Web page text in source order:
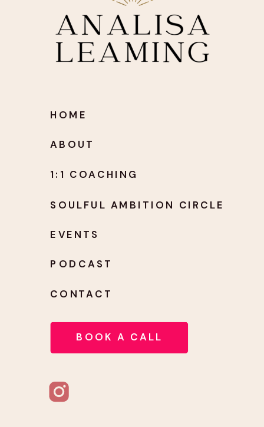
1:1 COACHING
ABOUT
PODCAST
EVENTS
HOME
SOULFUL AMBITION CIRCLE
BOOK A CALL
CONTACT